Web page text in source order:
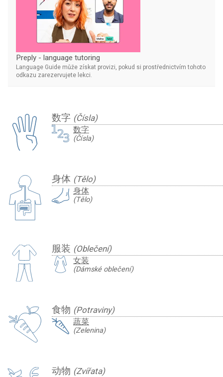
数字 (Čísla)
数字
(Čísla)
身体 (Tělo)
身体
(Tělo)
服装 (Oblečení)
女装
(Dámské oblečení)
食物 (Potraviny)
蔬菜
(Zelenina)
动物 (Zvířata)
Preply - language tutoring
Language Guide může získat provizi, pokud si prostřednictvím tohoto
odkazu zarezervujete lekci.